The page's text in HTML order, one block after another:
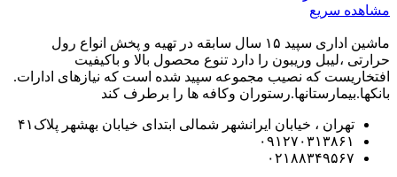
مشاهده سریع
ماشین اداری سپید ۱۵ سال سابقه در تهیه و پخش انواع رول
حرارتی ،لیبل وریبون را دارد تنوع محصول بالا و باکیفیت
افتخاریست که نصیب مجموعه سپید شده است که نیازهای ادارات.
بانکها.بیمارستانها.رستوران و‌کافه ها را برطرف کند
تهران ، خیابان ایرانشهر شمالی ابتدای خیابان بهشهر پلاک۴۱
۰۹۱۲۷۰۳۱۳۸۶۱
۰۲۱۸۸۳۴۹۵۶۷